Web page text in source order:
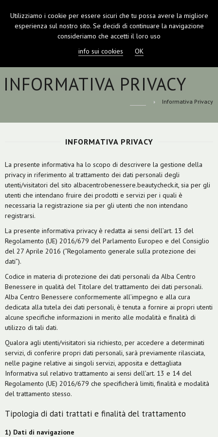
INFORMATIVA PRIVACY
Informativa Privacy
INFORMATIVA PRIVACY
La presente informativa ha lo scopo di descrivere la gestione della
privacy in riferimento al trattamento dei dati personali degli
utenti/visitatori del sito albacentrobenessere.beautycheck.it, sia per gli
utenti che intendano fruire dei prodotti e servizi per i quali è
necessaria la registrazione sia per gli utenti che non intendano
registrarsi.
La presente informativa privacy è redatta ai sensi dell’art. 13 del
Regolamento (UE) 2016/679 del Parlamento Europeo e del Consiglio
del 27 Aprile 2016 (“Regolamento generale sulla protezione dei
dati”).
Codice in materia di protezione dei dati personali da Alba Centro
Benessere in qualità del Titolare del trattamento dei dati personali.
Alba Centro Benessere conformemente all’impegno e alla cura
dedicata alla tutela dei dati personali, è tenuta a fornire ai propri utenti
alcune specifiche informazioni in merito alle modalità e finalità di
utilizzo di tali dati.
Qualora agli utenti/visitatori sia richiesto, per accedere a determinati
servizi, di conferire propri dati personali, sarà previamente rilasciata,
nelle pagine relative ai singoli servizi, apposita e dettagliata
Informativa sul relativo trattamento ai sensi dell’art. 13 e 14 del
Regolamento (UE) 2016/679 che specificherà limiti, finalità e modalità
del trattamento stesso.
Tipologia di dati trattati e finalità del trattamento
1) Dati di navigazione
Utilizziamo i cookie per essere sicuri che tu possa avere la migliore
esperienza sul nostro sito. Se decidi di continuare la navigazione
consideriamo che accetti il loro uso
info sui cookies
OK